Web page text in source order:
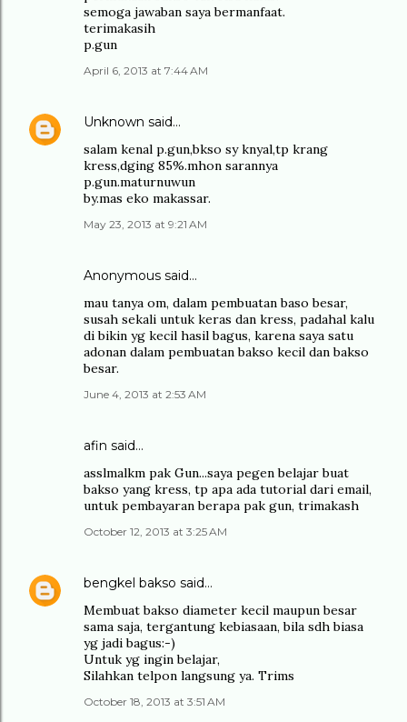
semoga jawaban saya bermanfaat.
terimakasih
p.gun
April 6, 2013 at 7:44 AM
Unknown said…
salam kenal p.gun,bkso sy knyal,tp krang
kress,dging 85%.mhon sarannya
p.gun.maturnuwun
by.mas eko makassar.
May 23, 2013 at 9:21 AM
Anonymous said…
mau tanya om, dalam pembuatan baso besar,
susah sekali untuk keras dan kress, padahal kalu
di bikin yg kecil hasil bagus, karena saya satu
adonan dalam pembuatan bakso kecil dan bakso
besar.
June 4, 2013 at 2:53 AM
afin said…
asslmalkm pak Gun...saya pegen belajar buat
bakso yang kress, tp apa ada tutorial dari email,
untuk pembayaran berapa pak gun, trimakash
October 12, 2013 at 3:25 AM
bengkel bakso said…
Membuat bakso diameter kecil maupun besar
sama saja, tergantung kebiasaan, bila sdh biasa
yg jadi bagus:-)
Untuk yg ingin belajar,
Silahkan telpon langsung ya. Trims
October 18, 2013 at 3:51 AM